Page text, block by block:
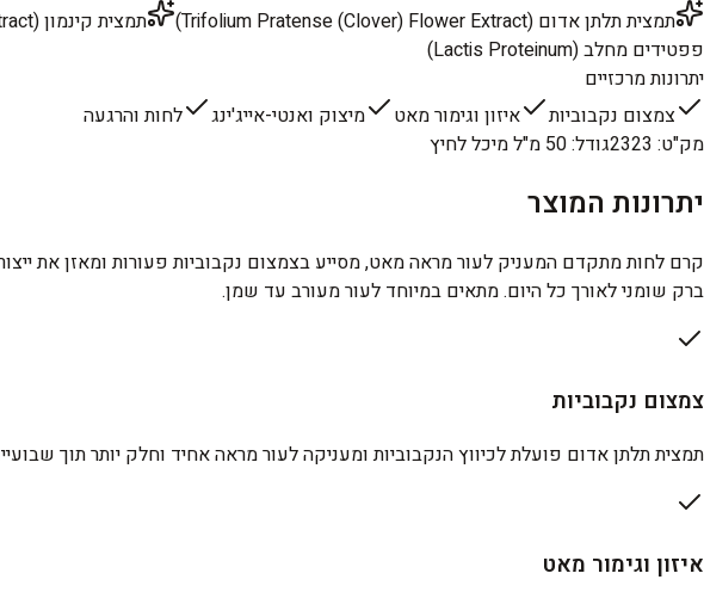
תמצית תלתן אדום (Trifolium Pratense (Clover) Flower Extract)
תמצית קינמון (Cinnamomum Zeylanicum Bark Extract)
פפטידים מחלב (Lactis Proteinum)
יתרונות מרכזיים
צמצום נקבוביות
איזון וגימור מאט מיצוק ואנטי-אייג'ינג
לחות והרגעה
מק"ט:
2323גודל:50 מ"ל מיכל לחיץ
יתרונות המוצר
קרם לחות מתקדם המעניק לעור מראה מאט, מסייע בצמצום נקבוביות פעורות ומאזן את
ברק שומני לאורך כל היום. מתאים במיוחד לעור מעורב עד שמן.
צמצום נקבוביות
תמצית תלתן אדום פועלת לכיווץ הנקבוביות ומעניקה לעור מראה אחיד וחלק יותר תוך
איזון וגימור מאט